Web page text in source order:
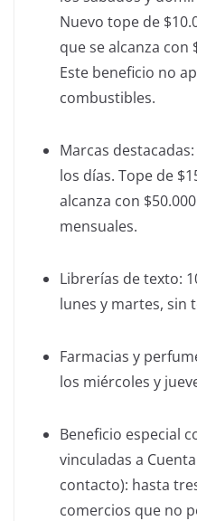
Nuevo tope de
que se alcanza con
Este beneficio no
combustibles.
Marcas
los días. Tope de
alcanza con
mensuales.
Librerías de texto:
lunes y martes, sin
Farmacias y
los miércoles y
Beneficio especial
vinculadas a
contacto): hasta
comercios que no